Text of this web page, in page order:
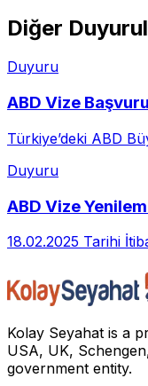
Diğer
Duyuru
ABD Vize
Türkiye’deki ABD
Duyuru
ABD Vize
18.02.2025 Tarihi
Kolay Seyahat is a
USA, UK,
government entity.